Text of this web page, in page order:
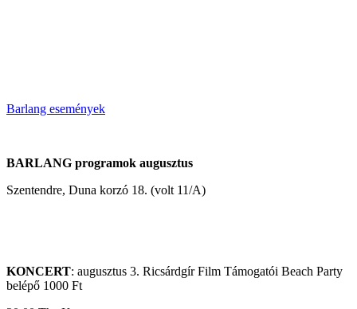
Barlang események
BARLANG programok augusztus
Szentendre, Duna korzó 18. (volt 11/A)
KONCERT: augusztus 3. Ricsárdgír Film Támogatói Beach Party
belépő 1000 Ft